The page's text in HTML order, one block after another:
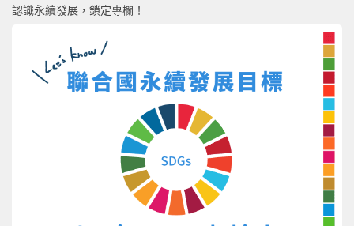
認識永續發展，鎖定專欄！